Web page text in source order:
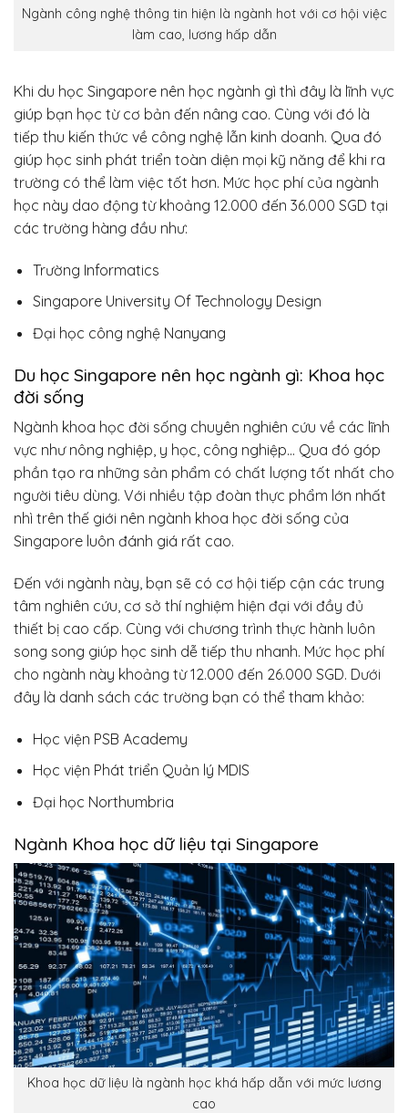
Ngành công nghệ thông tin hiện là ngành hot với cơ hội việc
làm cao, lương hấp dẫn
Khi du học Singapore nên học ngành gì thì đây là lĩnh vực
giúp bạn học từ cơ bản đến nâng cao. Cùng với đó là
tiếp thu kiến thức về công nghệ lẫn kinh doanh. Qua đó
giúp học sinh phát triển toàn diện mọi kỹ năng để khi ra
trường có thể làm việc tốt hơn. Mức học phí của ngành
học này dao động từ khoảng 12.000 đến 36.000 SGD tại
các trường hàng đầu như:
Trường Informatics
Singapore University Of Technology Design
Đại học công nghệ Nanyang
Du học Singapore nên học ngành gì: Khoa học
đời sống
Ngành khoa học đời sống chuyên nghiên cứu về các lĩnh
vực như nông nghiệp, y học, công nghiệp… Qua đó góp
phần tạo ra những sản phẩm có chất lượng tốt nhất cho
người tiêu dùng. Với nhiều tập đoàn thực phẩm lớn nhất
nhì trên thế giới nên ngành khoa học đời sống của
Singapore luôn đánh giá rất cao.
Đến với ngành này, bạn sẽ có cơ hội tiếp cận các trung
tâm nghiên cứu, cơ sở thí nghiệm hiện đại với đầy đủ
thiết bị cao cấp. Cùng với chương trình thực hành luôn
song song giúp học sinh dễ tiếp thu nhanh. Mức học phí
cho ngành này khoảng từ 12.000 đến 26.000 SGD. Dưới
đây là danh sách các trường bạn có thể tham khảo:
Học viện PSB Academy
Học viện Phát triển Quản lý MDIS
Đại học Northumbria
Ngành Khoa học dữ liệu tại Singapore
Khoa học dữ liệu là ngành học khá hấp dẫn với mức lương
cao